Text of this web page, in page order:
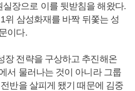
장으로 이를 뒷받침을 해왔다.
위 삼성화재를 바짝 뒤쫓는 성
이다.
장 전략을 구상하고 추진해온
서 물러나는 것이 아니라 그룹
반을 살피게 됐기 때문에 김중